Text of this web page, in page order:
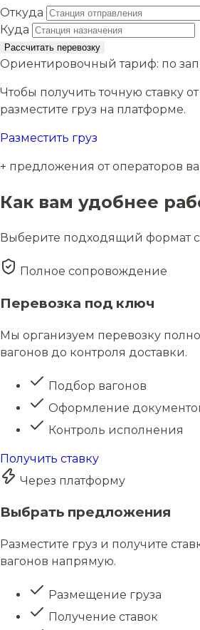
Откуда
Куда
Рассчитать перевозку
Ориентировочный тариф: по
Чтобы получить точную ставку
разместите груз на платформе.
Разместить груз
+ предложения от операторов
Как вам удобнее
Выберите подходящий формат
Полное сопровождение
Перевозка под ключ
Мы организуем перевозку
вагонов до контроля доставки.
Подбор вагонов
Оформление
Контроль исполнения
Получить ставку
Через платформу
Выбрать предложения
Разместите груз и получите
вагонов напрямую.
Размещение груза
Получение ставок